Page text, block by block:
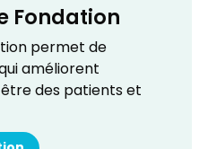
Fondation
permet de
améliorent
des patients et